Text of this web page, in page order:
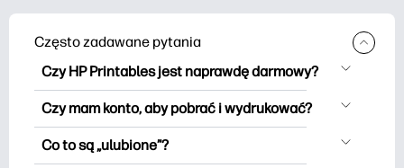
Często zadawane pytania
Czy HP Printables jest naprawdę darmowy?
HP Printables oferuje ponad 2500
materiałów do wydrukowania do
pobrania i wydrukowania. Przeglądaj
Czy mam konto, aby pobrać i wydrukować?
Możesz eksplorować i drukować bez
użycia konta. Ale logowanie pomaga
Co to są „ulubione”?